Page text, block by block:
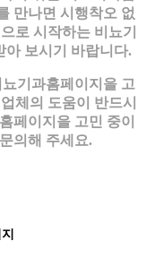
만나면 시행착오 없
로 시작하는 비뇨기
아 보시기 바랍니다.
기과홈페이지을 고
체의 도움이 반드시
페이지을 고민 중이
의해 주세요.